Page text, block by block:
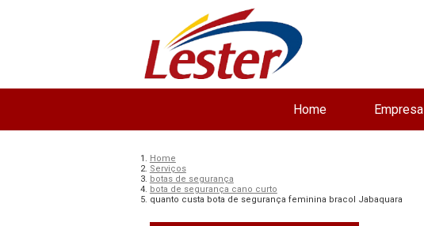
Home Empresa
Home
Serviços
botas de segurança
bota de segurança cano curto
quanto custa bota de segurança feminina bracol Jabaquara